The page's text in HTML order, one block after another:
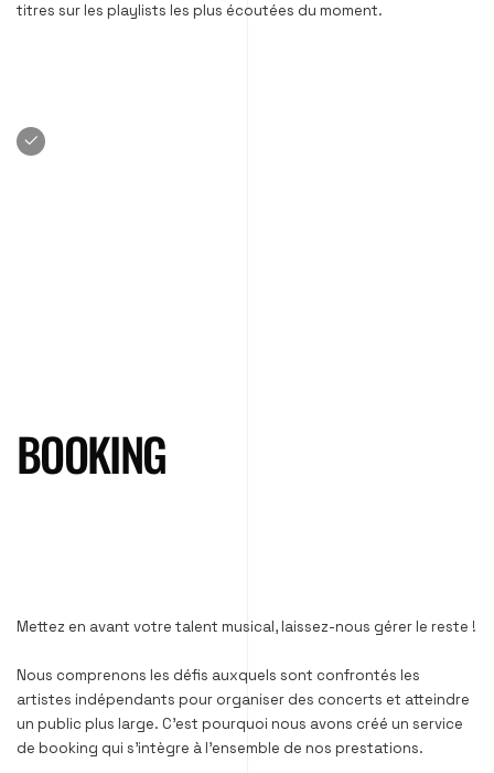
titres sur les playlists les plus écoutées du moment.
BOOKING
Mettez en avant votre talent musical, laissez-nous gérer le reste !
Nous comprenons les défis auxquels sont confrontés les
artistes indépendants pour organiser des concerts et atteindre
un public plus large. C’est pourquoi nous avons créé un service
de booking qui s’intègre à l’ensemble de nos prestations.